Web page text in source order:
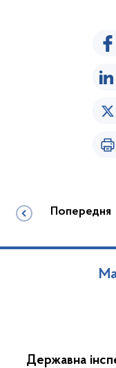
Попередня
Державна